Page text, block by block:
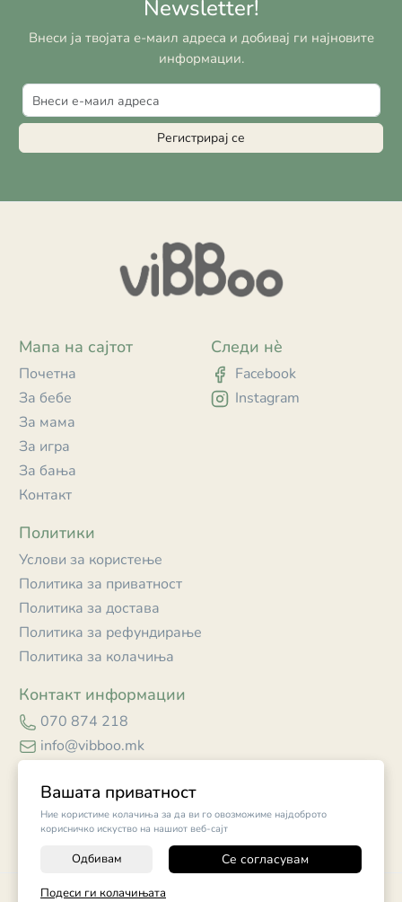
Вашата приватност
Ние користиме колачиња за да ви го овозможиме најдоброто
корисничко искуство на нашиот веб-сајт
Одбивам Се согласувам
Подеси ги колачињата
Newsletter!
Внеси ја твојата е-маил адреса и добивај ги најновите
информации.
Регистрирај се
Мапа на сајтот
Почетна
За бебе
За мама
За игра
За бања
Контакт
Политики
Услови за користење
Политика за приватност
Политика за достава
Политика за рефундирање
Политика за колачиња
Контакт информации
070 874 218
info@vibboo.mk
Следи нè
Facebook
Instagram
©2026